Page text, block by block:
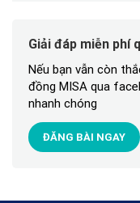
Giải đáp miễn phí
Nếu bạn vẫn còn
đồng MISA qua
nhanh chóng
ĐĂNG BÀI NGAY